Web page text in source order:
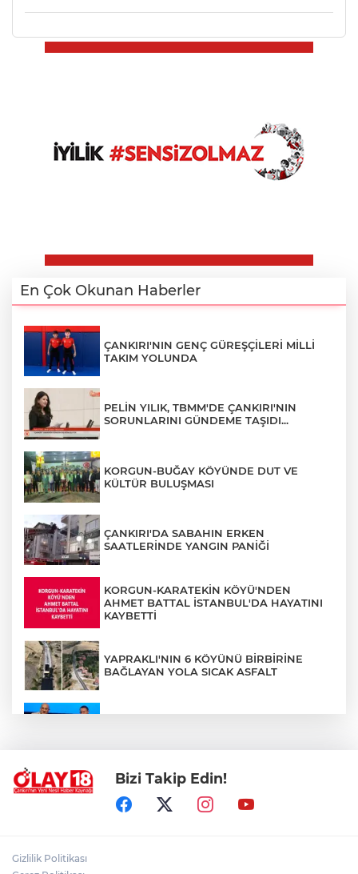
En Çok Okunan Haberler
ÇANKIRI'NIN GENÇ GÜREŞÇİLERİ MİLLİ
TAKIM YOLUNDA
PELİN YILIK, TBMM'DE ÇANKIRI'NIN
SORUNLARINI GÜNDEME TAŞIDI...
KORGUN-BUĞAY KÖYÜNDE DUT VE
KÜLTÜR BULUŞMASI
ÇANKIRI'DA SABAHIN ERKEN
SAATLERİNDE YANGIN PANİĞİ
KORGUN-KARATEKİN KÖYÜ'NDEN
AHMET BATTAL İSTANBUL'DA HAYATINI
KAYBETTİ
YAPRAKLI'NIN 6 KÖYÜNÜ BİRBİRİNE
BAĞLAYAN YOLA SICAK ASFALT
TÜRKİYE, PAKİSTAN VE SUUDİ
ARABİSTAN'DAN ORTAK SAVUNMA
ANLAŞMASI
Bizi Takip Edin!
Gizlilik Politikası